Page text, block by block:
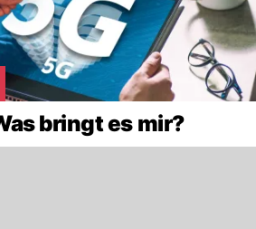
bringt es mir?